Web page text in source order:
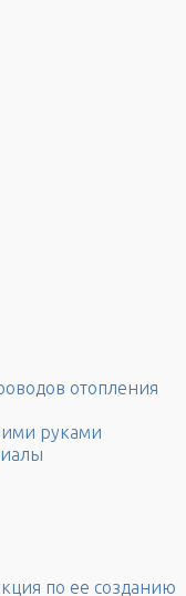
отопления
руками
по ее созданию